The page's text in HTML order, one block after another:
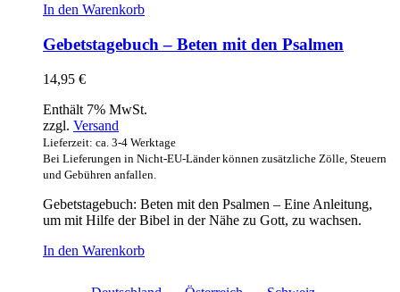
In den Warenkorb
Gebetstagebuch – Beten mit den Psalmen
14,95 €
Enthält 7% MwSt.
zzgl. Versand
Lieferzeit: ca. 3-4 Werktage
Bei Lieferungen in Nicht-EU-Länder können zusätzliche Zölle, Steuern
und Gebühren anfallen.
Gebetstagebuch: Beten mit den Psalmen – Eine Anleitung,
um mit Hilfe der Bibel in der Nähe zu Gott, zu wachsen.
In den Warenkorb